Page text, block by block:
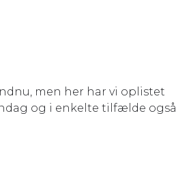
men her har vi oplistet
og i enkelte tilfælde også